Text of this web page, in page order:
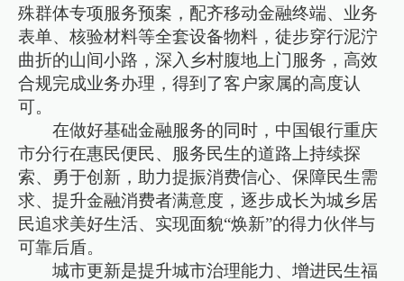
殊群体专项服务预案，配齐移动金融终端、业务
表单、核验材料等全套设备物料，徒步穿行泥泞
曲折的山间小路，深入乡村腹地上门服务，高效
合规完成业务办理，得到了客户家属的高度认
可。
在做好基础金融服务的同时，中国银行重庆
市分行在惠民便民、服务民生的道路上持续探
索、勇于创新，助力提振消费信心、保障民生需
求、提升金融消费者满意度，逐步成长为城乡居
民追求美好生活、实现面貌“焕新”的得力伙伴与
可靠后盾。
城市更新是提升城市治理能力、增进民生福